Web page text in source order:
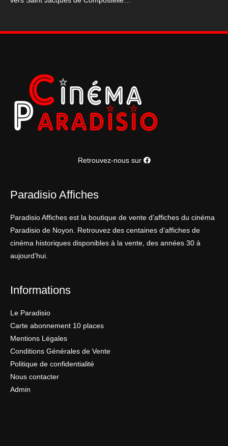
Retrouvez-nous sur
Paradisio Affiches
Paradisio Affiches est la boutique de vente d’affiches du cinéma
Paradisio de Noyon. Retrouvez des centaines d’affiches de
cinéma historiques disponibles à la vente, des années 30 à
aujourd’hui.
Informations
Le Paradisio
Carte abonnement 10 places
Mentions Légales
Conditions Générales de Vente
Politique de confidentialité
Nous contacter
Admin